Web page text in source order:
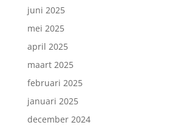
juni 2025
mei 2025
april 2025
maart 2025
februari 2025
januari 2025
december 2024